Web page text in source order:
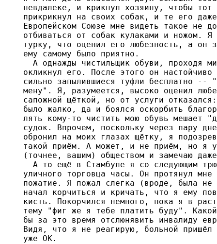
невдалеке, и крикнул хозяину, чтобы
прикрикнул на своих собак, и те его
Европейском Союзе мне видеть такое не
отбиваться от собак кулаками и ножом. Я
турку, что оценил его любезность, а он
ему самому было приятно.
А однажды чистильщик обуви, проходя
окликнул его. После этого он
сильно запылившиеся туфли бесплатно --
мену". Я, разумеется, высоко оценил
сапожной щёткой, но от услуги
было жалко, да и боялся оскорбить
лять кому-то чистить мою обувь мешает
судок. Впрочем, поскольку через пару
обронил на моих глазах щётку, я
такой приём. А может, и не приём, но я
(точнее, вашим) обществом и замечаю
А то ещё в Стамбуле я со следующим
уличного торговца часы. Он протянул мне
пожатие. Я пожал слегка (вроде, была
начал корчиться и кричать, что я ему
кисть. Покорчился немного, пока я в
тему "фиг же я тебе платить буду".
бы за это время отслюнявить инвалиду
Видя, что я не реагирую, больной
уже ОК.